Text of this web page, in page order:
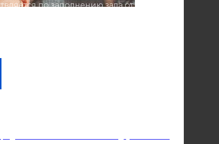
по заполнению зала от сцены.